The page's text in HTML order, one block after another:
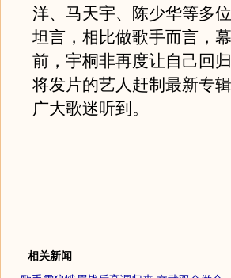
洋、马天宇、陈少华等多
坦言，相比做歌手而言，
前，宇桐非再度让自己回
将发片的艺人赶制最新专
广大歌迷听到。
相关新闻